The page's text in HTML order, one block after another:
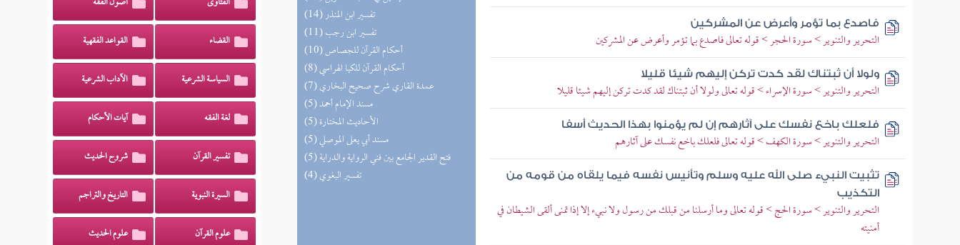
(14) تفسير ابن المنذر
(11) تفسير ابن رجب
(10) أحكام القرآن للجصاص
(8) أحكام القرآن للكيا الهراسي
(7) عمدة القاري شرح صحيح البخاري
(5) مسند الإمام أحمد
(5) الأحاديث المختارة
(5) مسند أبي يعلى الموصلي
(5) فتح القدير الجامع بين فني الرواية والدراية
(4) تفسير البغوي
فاصدع بما تؤمر وأعرض عن المشركين
التحرير والتنوير > سورة الحجر > قوله تعالى فاصدع بما تؤمر وأعرض عن المشركين
ولولا أن ثبتناك لقد كدت تركن إليهم شيئا قليلا
التحرير والتنوير > سورة الإسراء > قوله تعالى ولولا أن ثبتناك لقد كدت تركن إليهم شيئا قليلا
فلعلك باخع نفسك على آثارهم إن لم يؤمنوا بهذا الحديث أسفا
التحرير والتنوير > سورة الكهف > قوله تعالى فلعلك باخع نفسك على آثارهم
تثبيت النبيء صلى الله عليه وسلم وتأنيس نفسه فيما يلقاه من قومه من
التكذيب
التحرير والتنوير > سورة الحج > قوله تعالى وما أرسلنا من قبلك من رسول ولا نبيء إلا إذا تمنى ألقى الشيطان في
أمنيته
القضاء القواعد الفقهية
السياسة الشرعية الآداب الشرعية
لغة الفقه آيات الأحكام
تفسير القرآن شروح الحديث
السيرة النبوية التاريخ والتراجم
علوم القرآن علوم الحديث